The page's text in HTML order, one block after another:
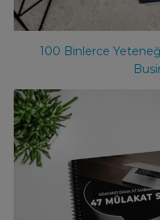
100 Binlerce